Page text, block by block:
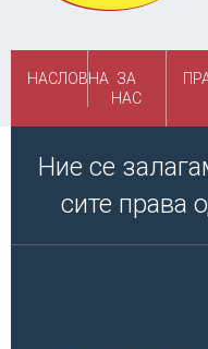
НАСЛОВНА ЗА
НАС
Ние се
сите права